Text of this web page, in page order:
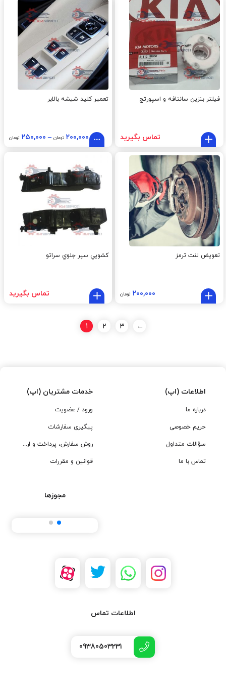
فیلتر بنزین سانتافه و اسپورتج
تماس بگیرید
تعمیر کلید شیشه بالابر
۲۰۰,۰۰۰ تومان – ۲۵۰,۰۰۰ تومان
تعویض لنت ترمز
۲۰۰,۰۰۰ تومان
کشويي سپر جلوي سراتو
تماس بگیرید
1 2 3 ←
اطلاعات (اپ)
درباره ما
حریم خصوصی
سؤالات متداول
تماس با ما
خدمات مشتریان (اپ)
ورود / عضویت
پیگیری سفارشات
روش سفارش، پرداخت و ارسال
قوانین و مقررات
مجوزها
اطلاعات تماس
09380503231